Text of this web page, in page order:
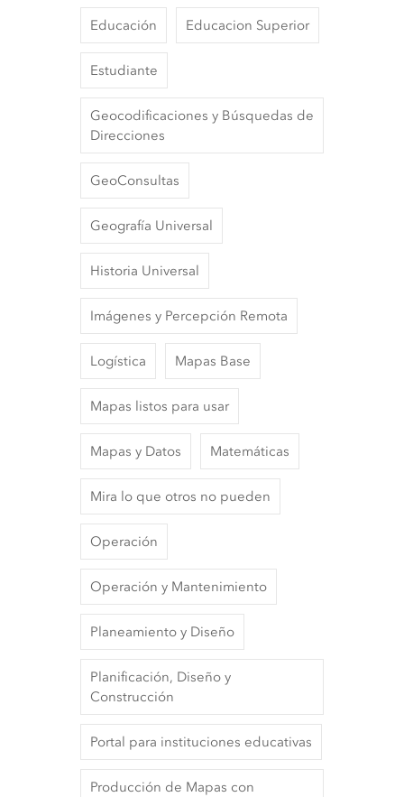
Educación Educacion Superior
Estudiante
Geocodificaciones y Búsquedas de
Direcciones
GeoConsultas
Geografía Universal
Historia Universal
Imágenes y Percepción Remota
Logística Mapas Base
Mapas listos para usar
Mapas y Datos Matemáticas
Mira lo que otros no pueden
Operación
Operación y Mantenimiento
Planeamiento y Diseño
Planificación, Diseño y
Construcción
Portal para instituciones educativas
Producción de Mapas con